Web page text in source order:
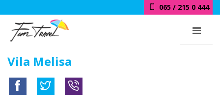
065 / 215 0 444
Vila Melisa